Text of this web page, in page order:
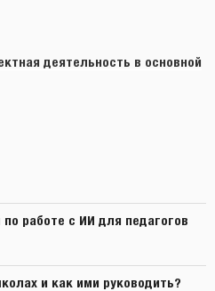
деятельность в основной
работе с ИИ для педагогов
и как ими руководить?